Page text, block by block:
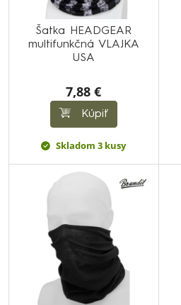
Šatka HEADGEAR
multifunkčná VLAJKA
USA
7,88 €
Kúpiť
Skladom 3 kusy